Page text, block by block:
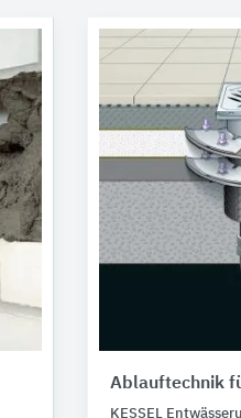
Ablauftechnik
KESSEL